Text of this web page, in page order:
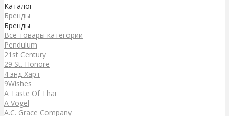
Каталог
Бренды
Бренды
Все товары категории
Pendulum
21st Century
29 St. Honore
4 энд Харт
9Wishes
A Taste Of Thai
A Vogel
A.C. Grace Company